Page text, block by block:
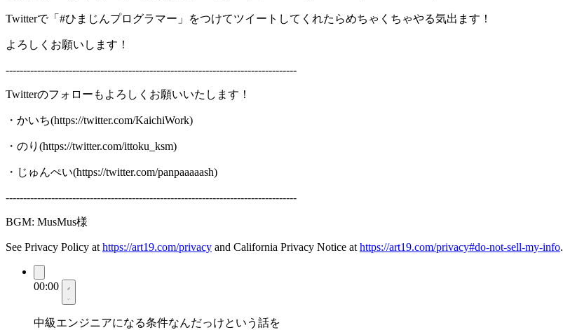
Twitterで「#ひまじんプログラマー」をつけてツイートしてくれたらめちゃくちゃやる気出ます！
よろしくお願いします！
-----------------------------------------------------------------------------------
Twitterのフォローもよろしくお願いいたします！
・かいち(https://twitter.com/KaichiWork)
・のり(https://twitter.com/ittoku_ksm)
・じゅんぺい(https://twitter.com/panpaaaaash)
-----------------------------------------------------------------------------------
BGM: MusMus様
See Privacy Policy at https://art19.com/privacy and California Privacy Notice at https://art19.com/privacy#do-not-sell-my-info.
00:00
中級エンジニアになる条件なんだっけという話を